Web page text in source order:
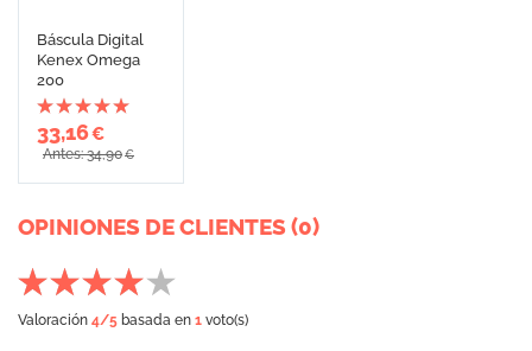
Báscula Digital
Kenex Omega
200
33,16€
Antes: 34,90€
OPINIONES DE CLIENTES (0)
Valoración 4/5 basada en 1 voto(s)